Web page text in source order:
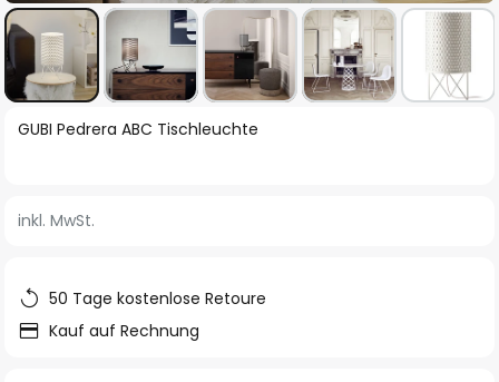
Zum
springen
GUBI Pedrera ABC Tischleuchte
inkl. MwSt.
50 Tage kostenlose Retoure
Kauf auf Rechnung